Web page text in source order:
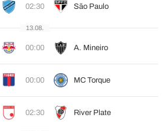
02:30 São Paulo
13.08.
00:00 A. Mineiro
00:00 MC Torque
02:30 River Plate